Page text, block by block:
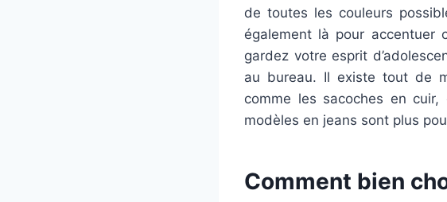
de toutes les couleurs
également là pour accentuer
gardez votre esprit
au bureau. Il existe tout de
comme les sacoches en
modèles en jeans sont plus
Comment bien